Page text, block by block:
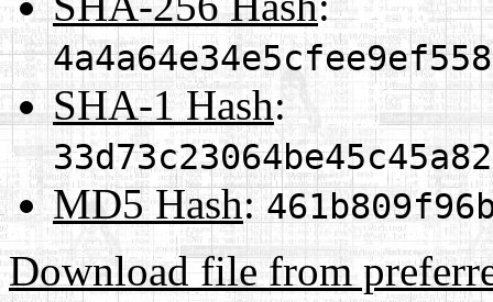
SHA-1 Hash:
MD5 Hash:
Download file from